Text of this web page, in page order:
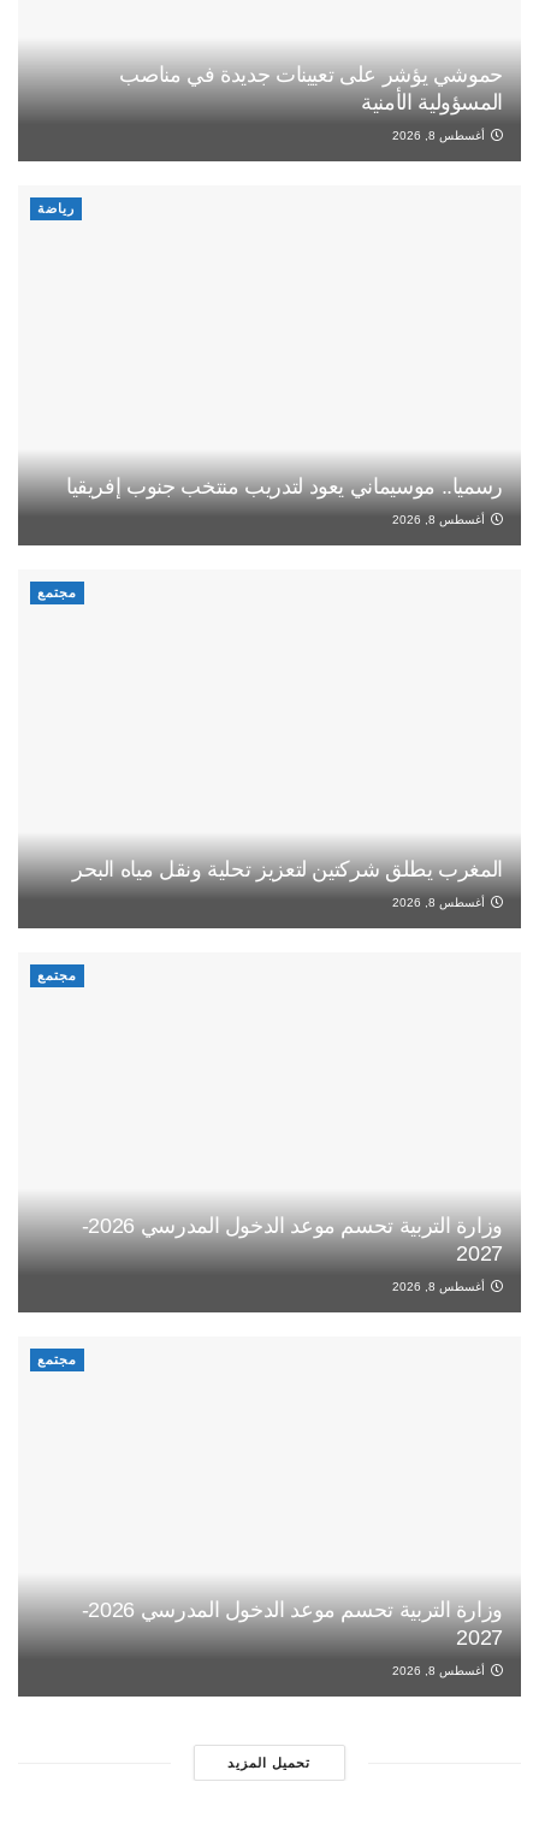
حموشي يؤشر على تعيينات جديدة في مناصب
المسؤولية الأمنية
أغسطس 8, 2026
رياضة
رسميا.. موسيماني يعود لتدريب منتخب جنوب إفريقيا
أغسطس 8, 2026
مجتمع
المغرب يطلق شركتين لتعزيز تحلية ونقل مياه البحر
أغسطس 8, 2026
مجتمع
وزارة التربية تحسم موعد الدخول المدرسي 2026-
2027
أغسطس 8, 2026
مجتمع
وزارة التربية تحسم موعد الدخول المدرسي 2026-
2027
أغسطس 8, 2026
تحميل المزيد